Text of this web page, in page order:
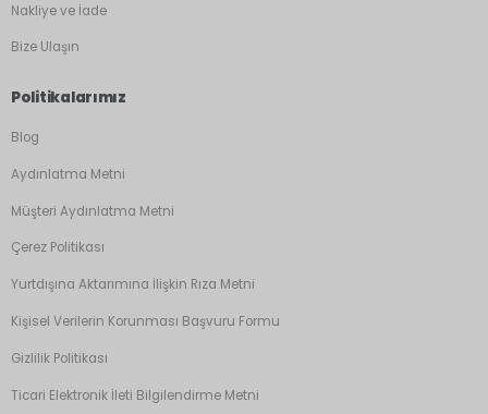
Nakliye ve İade
Bize Ulaşın
Politikalarımız
Blog
Aydınlatma Metni
Müşteri Aydınlatma Metni
Çerez Politikası
Yurtdışına Aktarımına İlişkin Rıza Metni
Kişisel Verilerin Korunması Başvuru Formu
Gizlilik Politikası
Ticari Elektronik İleti Bilgilendirme Metni